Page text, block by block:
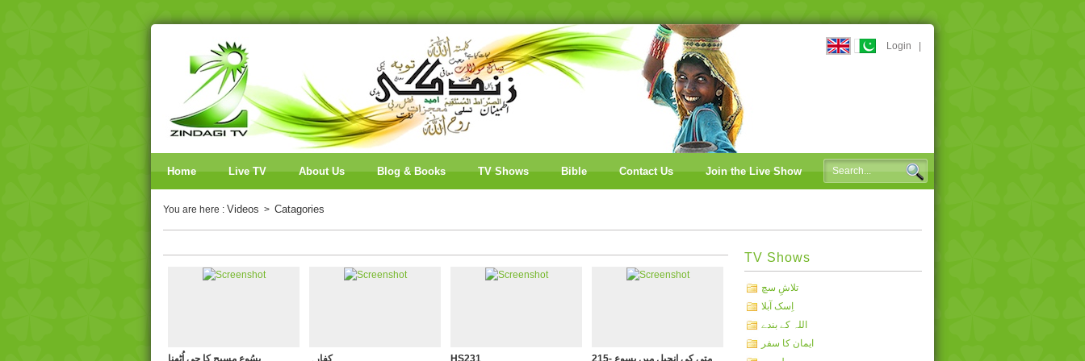
Login
Home Live TV About Us Blog & Books TV Shows Bible Contact Us Join the Live Show
You are here : Videos > Catagories
یسُوع مسیح کا جی اُٹھنا کفارہ HS231 215- متی کی انجیل میں یسوع
TV Shows
تلاشِ سچ
اِسک آبلا
اللہ کے بندے
ایمان کا سفر